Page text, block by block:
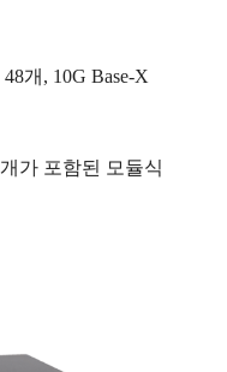
48개 , 10G Base-X
가 포함된 모듈식